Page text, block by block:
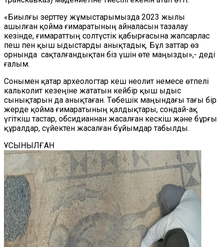
«Биылғы зерттеу жұмыстарымызда 2023 жылы
ашылған қойма ғимаратының айналасын тазалау
кезінде, ғимараттың солтүстік қабырғасына жапсарлас
пеш пен қыш ыдыстарды анықтадық. Бұл заттар өз
орнында сақталғандықтан біз үшін өте маңызды»,- деді
ғалым.
Сонымен қатар археологтар кеш неолит немесе өтпелі
кальколит кезеңіне жататын кейбір қыш ыдыс
сынықтарын да анықтаған. Төбешік маңындағы тағы бір
жерде қойма ғимаратының қалдықтары, сондай-ақ
үгіткіш тастар, обсидианнан жасалған кескіш және бұрғы
құралдар, сүйектен жасалған бұйымдар табылды.
ҰСЫНЫЛҒАН